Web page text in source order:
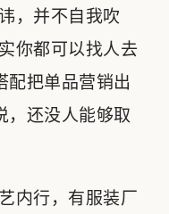
，并不自我吹
你都可以找人去
配把单品营销出
，还没人能够取
内行，有服装厂